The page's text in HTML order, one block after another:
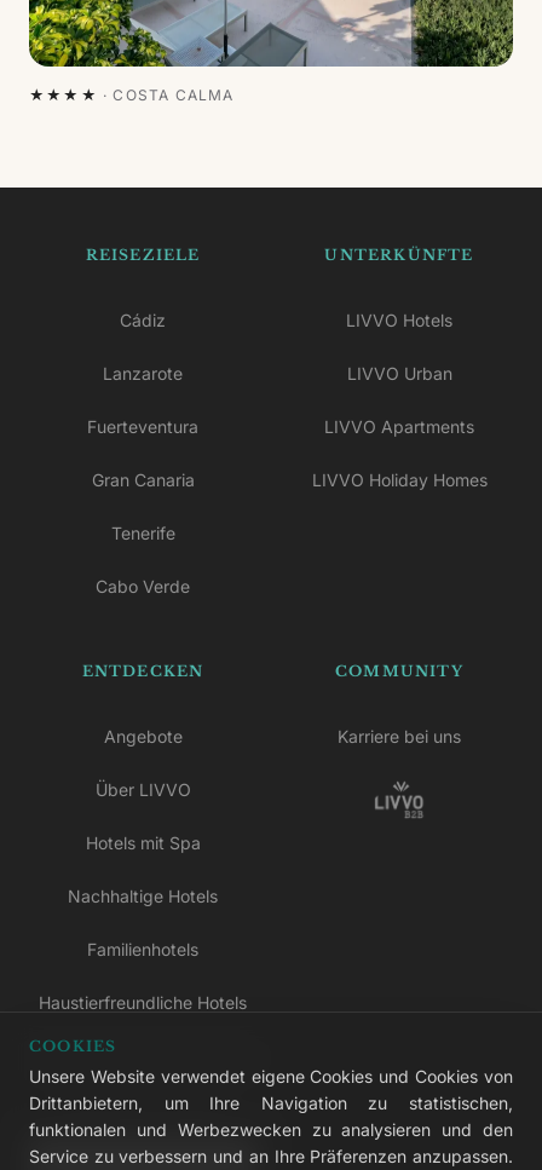
★★★★ ·COSTA CALMA
REISEZIELE
Cádiz
Lanzarote
Fuerteventura
Gran Canaria
Tenerife
Cabo Verde
UNTERKÜNFTE
LIVVO Hotels
LIVVO Urban
LIVVO Apartments
LIVVO Holiday Homes
ENTDECKEN
Angebote
Über LIVVO
Hotels mit Spa
Nachhaltige Hotels
Familienhotels
Haustierfreundliche Hotels
Hotels nur für Erwachsene
All-inclusive-Hotels
LIVVO Plus
COMMUNITY
Karriere bei uns
COOKIES
Unsere Website verwendet eigene Cookies und Cookies von
Drittanbietern, um Ihre Navigation zu statistischen,
funktionalen und Werbezwecken zu analysieren und den
Service zu verbessern und an Ihre Präferenzen anzupassen.